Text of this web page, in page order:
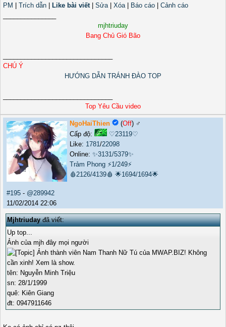
PM
Trích dẫn Like bài viết| Sửa| Xóa| Báo cáo
Cảnh cáo
mjhtriuday
Bang Chủ Gió Bão
CHÚ Ý
HƯỚNG DẪN TRÁNH ĐÀO TOP
Top Yêu Cầu video
NgoHaiThien (Off) ♂️
Cấp độ:
♡23119♡
Like: 1781/22098
Online: ✨3131/5379✨
Trảm Phong ⚡1/249⚡
🩸2126/4139🩸 🌟1694/1694🌟
#195 - @289942
11/02/2014 22:06
Mjhtriudayđã viết:
Up top...
Ảnh của mjh đây mọi người
tên: Nguyễn Minh Triệu
sn: 28/1/1999
quê: Kiên Giang
đt: 0947911646